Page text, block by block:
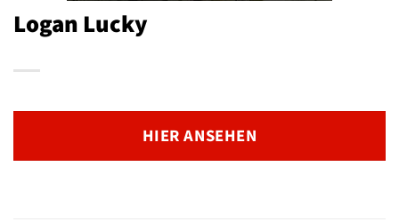
Logan Lucky
HIER ANSEHEN